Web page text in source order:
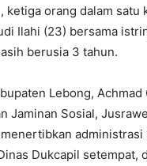
ketiga orang dalam satu
Ilahi (23) bersama
berusia 3 tahun.
Lebong, Achmad
Jaminan Sosial,
administrasi
Dukcapil setempat,